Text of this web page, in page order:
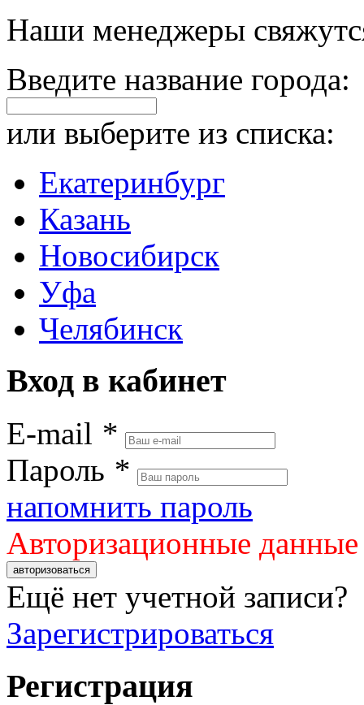
Наши менеджеры
Введите название города:
или выберите из списка:
Екатеринбург
Казань
Новосибирск
Уфа
Челябинск
Вход в кабинет
E-mail *
Пароль *
напомнить пароль
Авторизационные
авторизоваться
Ещё нет учетной записи?
Зарегистрироваться
Регистрация